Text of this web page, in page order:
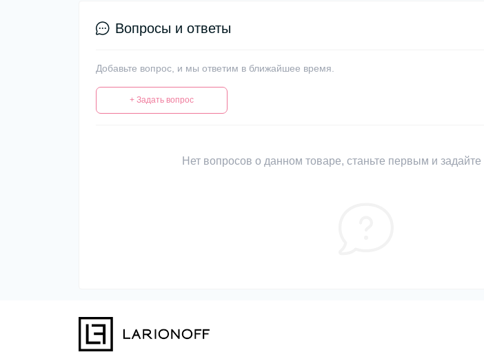
Вопросы и ответы
Добавьте вопрос, и мы ответим в ближайшее время.
+ Задать вопрос
Нет вопросов о данном товаре, станьте первым и задайте